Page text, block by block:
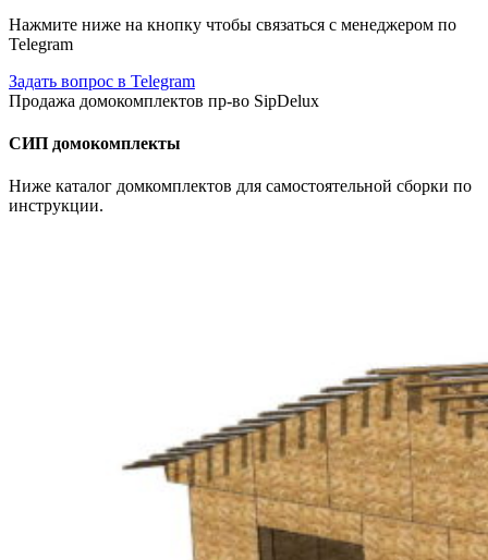
Нажмите ниже на кнопку чтобы связаться с менеджером по
Telegram
Задать вопрос в Telegram
Продажа домокомплектов пр-во SipDelux
СИП домокомплекты
Ниже каталог домкомплектов для самостоятельной сборки по
инструкции.